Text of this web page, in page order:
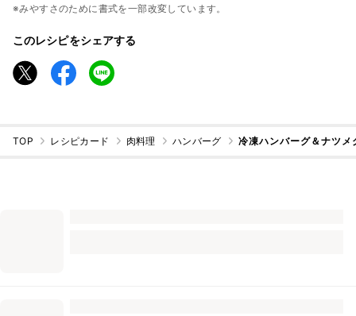
※みやすさのために書式を一部改変しています。
このレシピをシェアする
TOP レシピカード 肉料理 ハンバーグ 冷凍ハンバーグ＆ナツ